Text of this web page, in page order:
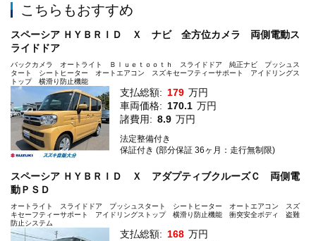
こちらもおすすめ
スペーシア ＨＹＢＲＩＤ Ｘ ナビ 全方位カメラ 両側電動ス
ライドドア
バックカメラ オートライト Ｂｌｕｅｔｏｏｔｈ スライドドア 純正ナビ プッシュス
タート シートヒーター オートエアコン スズキセーフティーサポート アイドリングス
トップ 横滑り防止機能
支払総額: 179 万円
車両価格: 170.1 万円
諸費用: 8.9 万円
法定整備付き
保証付き (部分保証 36ヶ月：走行無制限)
スペーシア ＨＹＢＲＩＤ Ｘ アダプティブクルーズＣ 両側電
動ＰＳＤ
オートライト スライドドア プッシュスタート シートヒーター オートエアコン スズ
キセーフティーサポート アイドリングストップ 横滑り防止機能 衝突安全ボディ 盗難
防止システム
支払総額: 168 万円